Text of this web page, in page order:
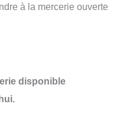
à la mercerie ouverte
disponible